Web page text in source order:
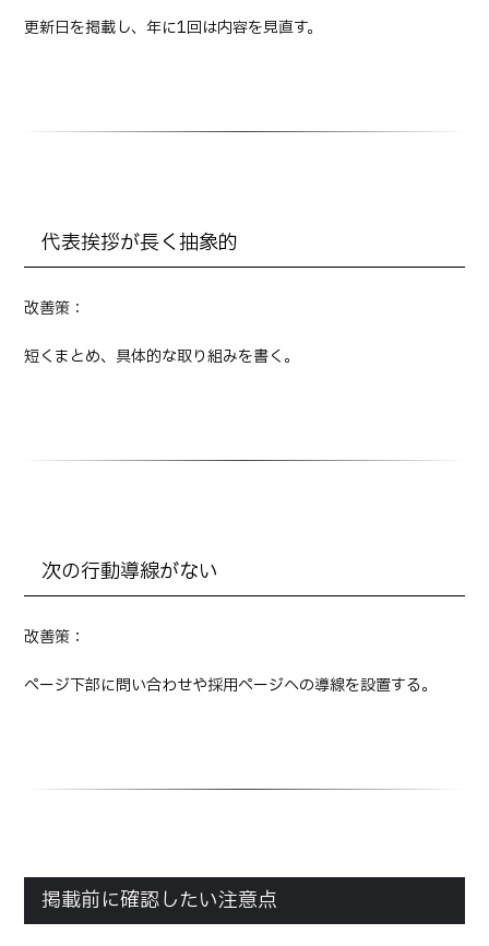
更新日を掲載し、年に1回は内容を見直す。
代表挨拶が長く抽象的
改善策：
短くまとめ、具体的な取り組みを書く。
次の行動導線がない
改善策：
ページ下部に問い合わせや採用ページへの導線を設置する。
掲載前に確認したい注意点